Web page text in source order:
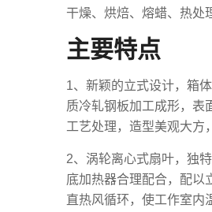
干燥、烘焙、熔蜡、热处
主要特点
1、新颖的立式设计，箱
质冷轧钢板加工成形，表
工艺处理，造型美观大方
2、涡轮离心式扇叶，独
底加热器合理配合，配以
直热风循环，使工作室内